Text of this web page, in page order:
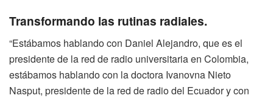
Transformando las rutinas radiales.
“Estábamos hablando con Daniel Alejandro, que es el
presidente de la red de radio universitaria en Colombia,
estábamos hablando con la doctora Ivanovna Nieto
Nasput, presidente de la red de radio del Ecuador y con